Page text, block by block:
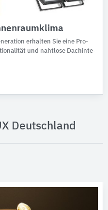
er­halten Sie eine Pro­
und naht­lose Dach­inte­
Deutschland